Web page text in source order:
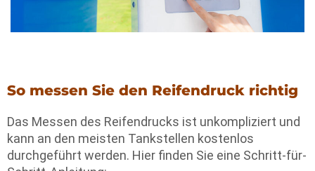
So messen Sie den Reifendruck richtig
Das Messen des Reifendrucks ist unkompliziert und
kann an den meisten Tankstellen kostenlos
durchgeführt werden. Hier finden Sie eine Schritt-für-